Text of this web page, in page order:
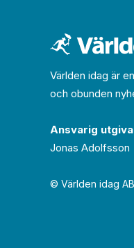
Världen idag är
och obunden
Ansvarig
Jonas Adolfsson
© Världen idag AB